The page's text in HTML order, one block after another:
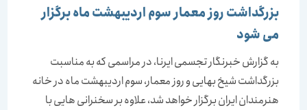
بزرگداشت روز معمار سوم اردیبهشت ماه برگزار
می شود
به گزارش خبرنگار تجسمی ایرنا، در مراسمی که به مناسبت
بزرگداشت شیخ بهایی و روز معمار، سوم اردیبهشت ماه در خانه
هنرمندان ایران برگزار خواهد شد، علاوه بر سخنرانی هایی با